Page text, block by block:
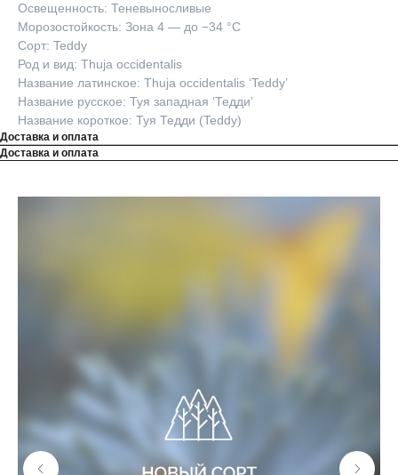
Освещенность: Теневыносливые
Морозостойкость: Зона 4 — до −34 °C
Сорт: Teddy
Род и вид: Thuja occidentalis
Название латинское: Thuja occidentalis ‘Teddy’
Название русское: Туя западная ‘Тедди’
Название короткое: Туя Тедди (Teddy)
Доставка и оплата
Доставка и оплата